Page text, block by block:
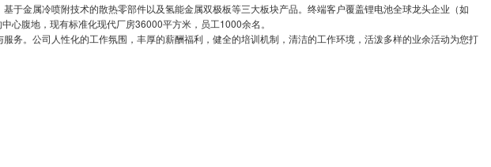
金属冷喷附技术的散热零部件以及氢能金属双极板等三大板块产品。终端客户覆盖锂电池全球龙头企业（如
心腹地，现有标准化现代厂房36000平方米，员工1000余名。
。公司人性化的工作氛围，丰厚的薪酬福利，健全的培训机制，清洁的工作环境，活泼多样的业余活动为您打